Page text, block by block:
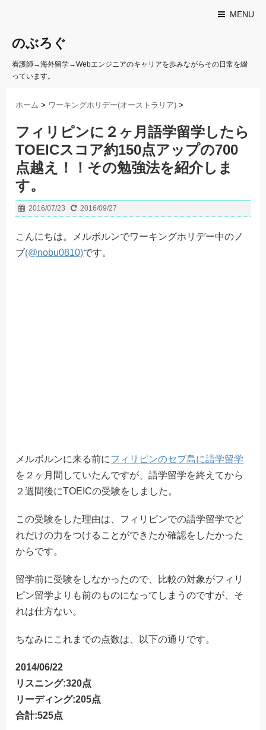
MENU
のぶろぐ
看護師→海外留学→Webエンジニアのキャリアを歩みながらその日常を綴
っています。
ホーム > ワーキングホリデー(オーストラリア) >
フィリピンに２ヶ月語学留学したら
TOEICスコア約150点アップの700
点越え！！その勉強法を紹介しま
す。
2016/07/23 2016/09/27
こんにちは。メルボルンでワーキングホリデー中のノ
ブ(@nobu0810)です。
メルボルンに来る前にフィリピンのセブ島に語学留学
を２ヶ月間していたんですが、語学留学を終えてから
２週間後にTOEICの受験をしました。
この受験をした理由は、フィリピンでの語学留学でど
れだけの力をつけることができたか確認をしたかった
からです。
留学前に受験をしなかったので、比較の対象がフィリ
ピン留学よりも前のものになってしまうのですが、そ
れは仕方ない。
ちなみにこれまでの点数は、以下の通りです。
2014/06/22
リスニング:320点
リーディング:205点
合計:525点